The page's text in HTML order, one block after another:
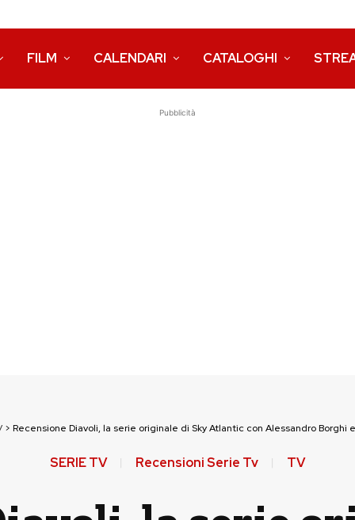
FILM CALENDARI CATALOGHI
Pubblicità
> Recensione Diavoli, la serie originale di Sky Atlantic con Alessandro Borghi
SERIE TV Recensioni Serie Tv TV